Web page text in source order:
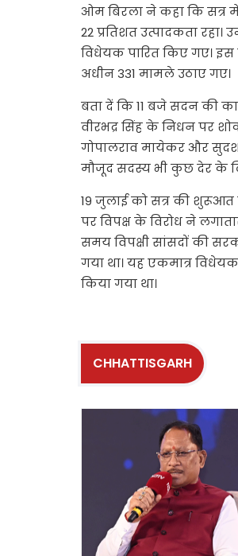
ओम बिरला ने कहा कि सत्र
22 प्रतिशत उत्पादकता
विधेयक पारित किए गए। इस
अधीन 331 मामले उठाए गए।
बता दें कि 11 बजे सदन की
वीरभद्र सिंह के निधन पर
गोपालराव मायेकर और
मौजूद सदस्य भी कुछ देर के
19 जुलाई को सत्र की शुरूआत
पर विपक्ष के विरोध ने
समय विपक्षी सांसदों की
गया था। यह एकमात्र
किया गया था।
CHHATTISGARH